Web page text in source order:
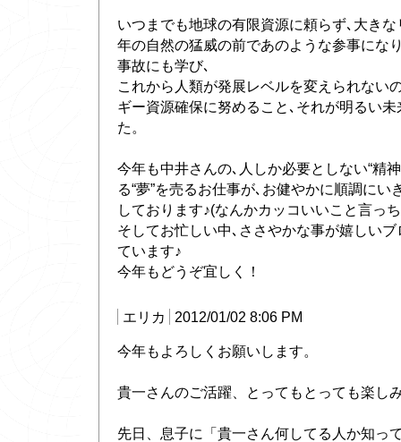
いつまでも地球の有限資源に頼らず､大き
年の自然の猛威の前であのような参事にな
事故にも学び､
これから人類が発展レベルを変えられない
ギー資源確保に努めること､それが明るい
た。
今年も中井さんの､人しか必要としない“精
る“夢”を売るお仕事が､お健やかに順調に
しております♪(なんかカッコいいこと言っ
そしてお忙しい中､ささやかな事が嬉しい
ています♪
今年もどうぞ宜しく！
エリカ 2012/01/02 8:06 PM
今年もよろしくお願いします。
貴一さんのご活躍、とってもとっても楽し
先日、息子に「貴一さん何してる人か知っ